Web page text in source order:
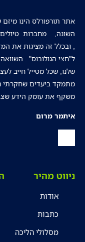
השונה, מחברות
, ובכלל זה מציגות את
ל"חצי הגולובוס" .
שלנו, שכל מטייל חייב
מתמקד ביעדים שחקרתי
משקף את עומק הידע
איתמר מרום
ניווט מהיר
אודות
כתבות
מסלולי הליכה